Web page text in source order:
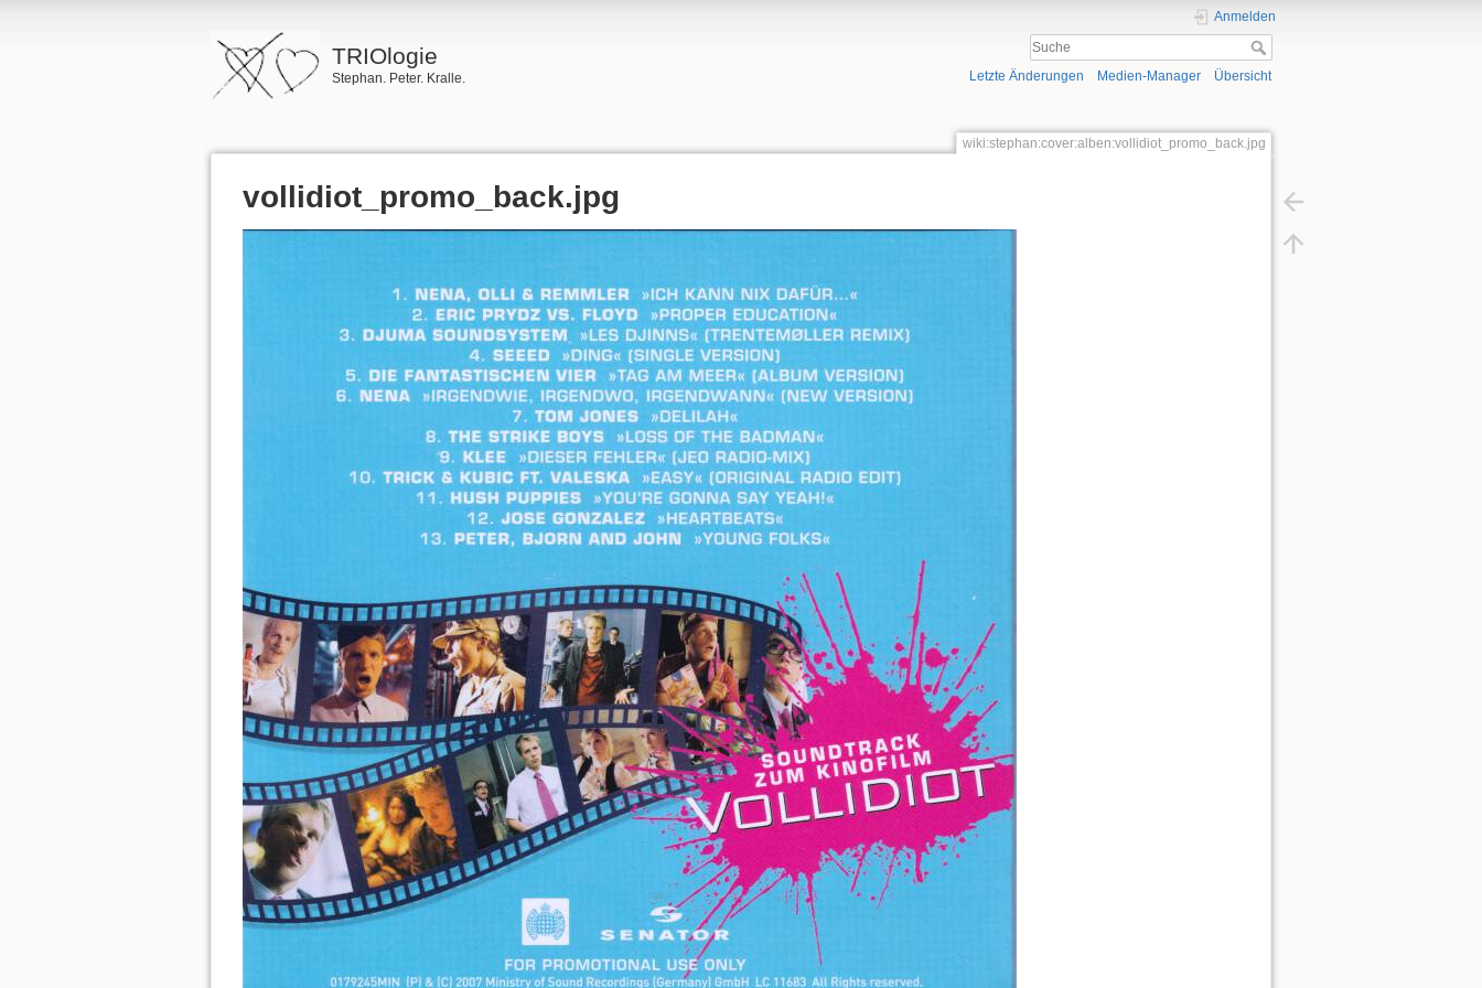
TRIOlogie
Stephan. Peter. Kralle.
Anmelden
Letzte Änderungen Medien-Manager Übersicht
wiki:stephan:cover:alben:vollidiot_promo_back.jpg
vollidiot_promo_back.jpg